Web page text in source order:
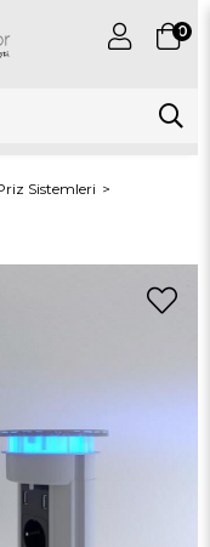
0
Sistemleri